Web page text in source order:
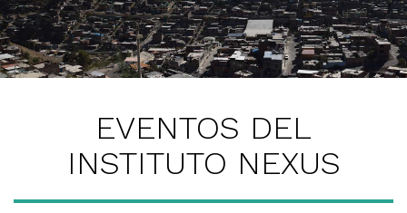
EVENTOS DEL
INSTITUTO NEXUS